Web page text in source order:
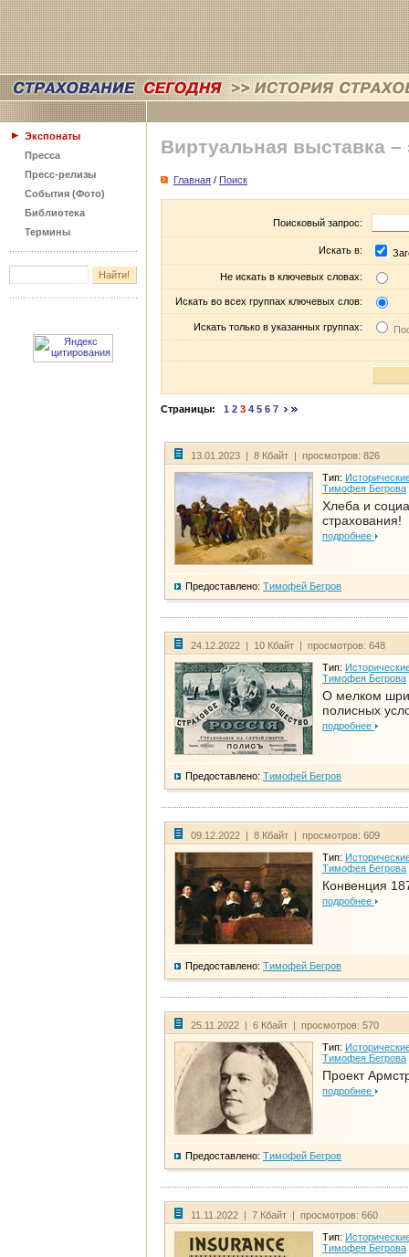
Экспонаты
Пресса
Пресс-релизы
События (Фото)
Библиотека
Термины
Виртуальная выставка –
Главная / Поиск
Поисковый запрос:
Искать в:
Не искать в ключевых словах:
Искать во всех группах ключевых слов:
Искать только в указанных группах:
Страницы: 1 2 3 4 5 6 7
13.01.2023 | 8 Кбайт | просмотров: 826
Тип:
Тимофея Бегрова
Хлеба и
страхования!
подробнее
Предоставлено: Тимофей Бегров
24.12.2022 | 10 Кбайт | просмотров: 648
Тип:
Тимофея Бегрова
О мелком
полисных
подробнее
Предоставлено: Тимофей Бегров
09.12.2022 | 8 Кбайт | просмотров: 609
Тип:
Тимофея Бегрова
Конвенция
подробнее
Предоставлено: Тимофей Бегров
25.11.2022 | 6 Кбайт | просмотров: 570
Тип:
Тимофея Бегрова
Проект
подробнее
Предоставлено: Тимофей Бегров
11.11.2022 | 7 Кбайт | просмотров: 660
Тип:
Тимофея Бегрова